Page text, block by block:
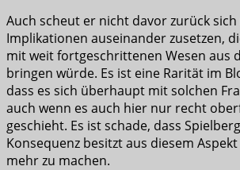
Auch scheut er nicht davor zurück
Implikationen auseinander zusetzen,
mit weit fortgeschrittenen Wesen aus
bringen würde. Es ist eine Rarität im
dass es sich überhaupt mit solchen
auch wenn es auch hier nur recht
geschieht. Es ist schade, dass
Konsequenz besitzt aus diesem
mehr zu machen.